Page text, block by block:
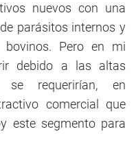
nuevos con una
parásitos internos y
Pero en mi
debido a las altas
requerirían, en
comercial que
este segmento para